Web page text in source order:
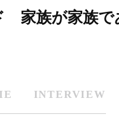
家族が家族で
INTERVIEW